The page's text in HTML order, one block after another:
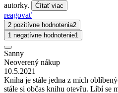
autorky.
Čítať viac
reagovať
2 pozitívne hodnotenia2
1 negatívne hodnotenie1
Sanny
Neoverený nákup
10.5.2021
Kniha je stále jedna z mích
stále si občas knihu otevřu. Líbí se